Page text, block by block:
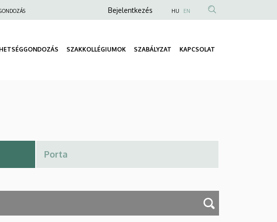
Anonim
menüje
Bejelentkezés HU EN
SZAKKOLLÉGIUMOK SZABÁLYZAT KAPCSOLAT